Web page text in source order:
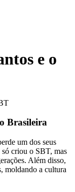
e o
Brasileira
um dos seus
só criou o SBT, mas
Além disso,
moldando a cultura